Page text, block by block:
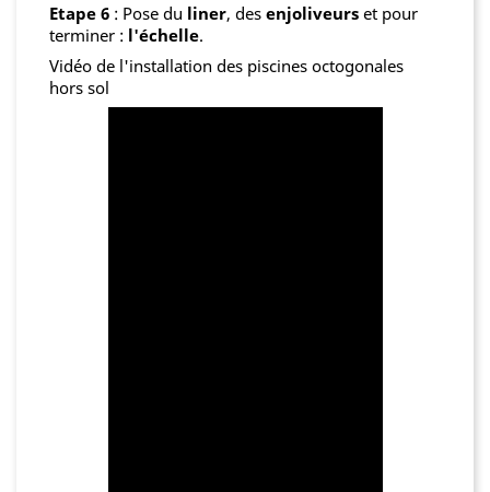
Etape 6 : Pose du liner, des enjoliveurs et pour
terminer : l'échelle.
Vidéo de l'installation des piscines octogonales
hors sol